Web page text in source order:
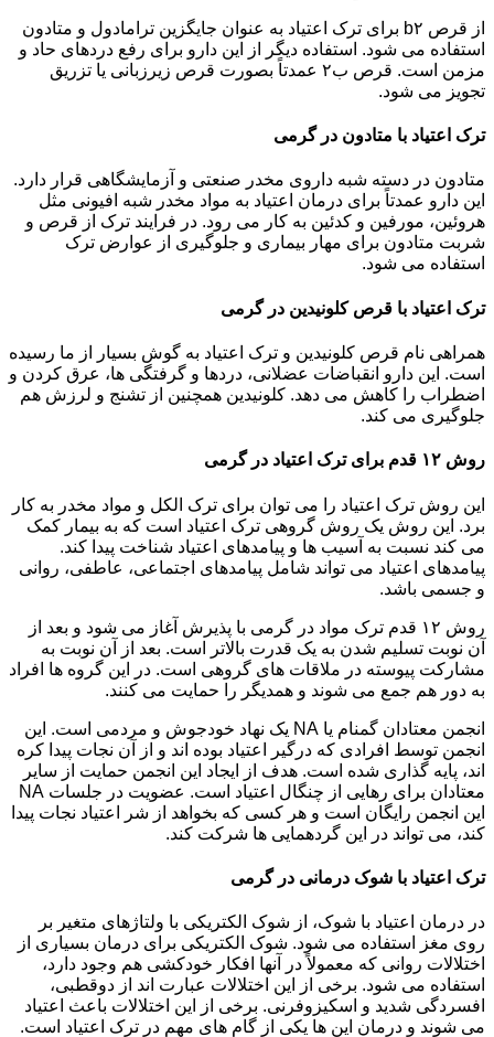
از قرص b۲ برای ترک اعتیاد به عنوان جایگزین ترامادول و متادون
استفاده می شود. استفاده دیگر از این دارو برای رفع دردهای حاد و
مزمن است. قرص ب۲ عمدتاً بصورت قرص زیرزبانی یا تزریق
تجویز می شود.
ترک اعتیاد با متادون در گرمی
متادون در دسته شبه داروی مخدر صنعتی و آزمایشگاهی قرار دارد.
این دارو عمدتاً برای درمان اعتیاد به مواد مخدر شبه افیونی مثل
هروئین، مورفین و کدئین به کار می رود. در فرایند ترک از قرص و
شربت متادون برای مهار بیماری و جلوگیری از عوارض ترک
استفاده می شود.
ترک اعتیاد با قرص کلونیدین در گرمی
همراهی نام قرص کلونیدین و ترک اعتیاد به گوش بسیار از ما رسیده
است. این دارو انقباضات عضلانی، دردها و گرفتگی ها، عرق کردن و
اضطراب را کاهش می دهد. کلونیدین همچنین از تشنج و لرزش هم
جلوگیری می کند.
روش ۱۲ قدم برای ترک اعتیاد در گرمی
این روش ترک اعتیاد را می توان برای ترک الکل و مواد مخدر به کار
برد. این روش یک روش گروهی ترک اعتیاد است که به بیمار کمک
می کند نسبت به آسیب ها و پیامدهای اعتیاد شناخت پیدا کند.
پیامدهای اعتیاد می تواند شامل پیامدهای اجتماعی، عاطفی، روانی
و جسمی باشد.
روش ۱۲ قدم ترک مواد در گرمی با پذیرش آغاز می شود و بعد از
آن نوبت تسلیم شدن به یک قدرت بالاتر است. بعد از آن نوبت به
مشارکت پیوسته در ملاقات های گروهی است. در این گروه ها افراد
به دور هم جمع می شوند و همدیگر را حمایت می کنند.
انجمن معتادان گمنام یا NA یک نهاد خودجوش و مردمی است. این
انجمن توسط افرادی که درگیر اعتیاد بوده اند و از آن نجات پیدا کره
اند، پایه گذاری شده است. هدف از ایجاد این انجمن حمایت از سایر
معتادان برای رهایی از چنگال اعتیاد است. عضویت در جلسات NA
این انجمن رایگان است و هر کسی که بخواهد از شر اعتیاد نجات پیدا
کند، می تواند در این گردهمایی ها شرکت کند.
ترک اعتیاد با شوک درمانی در گرمی
در درمان اعتیاد با شوک، از شوک الکتریکی با ولتاژهای متغیر بر
روی مغز استفاده می شود. شوک الکتریکی برای درمان بسیاری از
اختلالات روانی که معمولاً در آنها افکار خودکشی هم وجود دارد،
استفاده می شود. برخی از این اختلالات عبارت اند از دوقطبی،
افسردگی شدید و اسکیزوفرنی. برخی از این اختلالات باعث اعتیاد
می شوند و درمان این ها یکی از گام های مهم در ترک اعتیاد است.